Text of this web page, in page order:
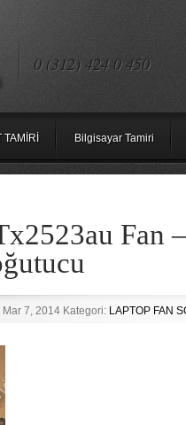
0 (312) 424 0 450
Bilgisayar Tamiri
Fan
7, 2014 Kategori: LAPTOP FAN